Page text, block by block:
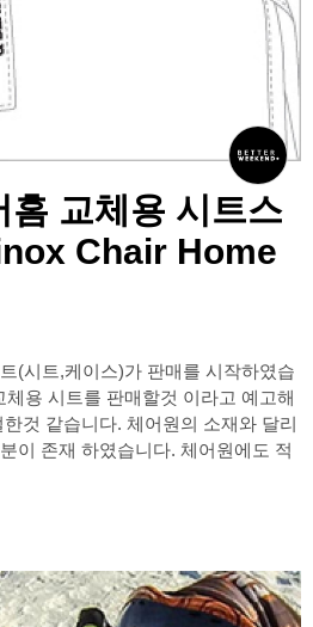
홈 교체용 시트스
Chair Home
(시트,케이스)가 판매를 시작하였습
용 시트를 판매할것 이라고 예고해
것 같습니다. 체어원의 소재와 달리
이 존재 하였습니다. 체어원에도 적